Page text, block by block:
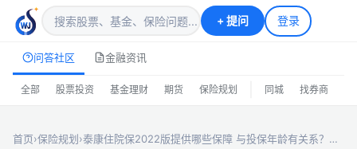
+提问 登录
问答社区 金融资讯
全部 股票投资 基金理财 期货 保险规划 同城 找券商
首页›保险规划›泰康住院保2022版提供哪些保障 与投保年龄有关系？…